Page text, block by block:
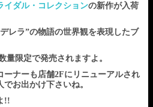
イダル・コレクションの新作が入荷
レラ”の物語の世界観を表現したブ
量限定で発売されますよ。
ーナーも店舗2Fにリニューアルされ
お出かけ下さいね。
!!